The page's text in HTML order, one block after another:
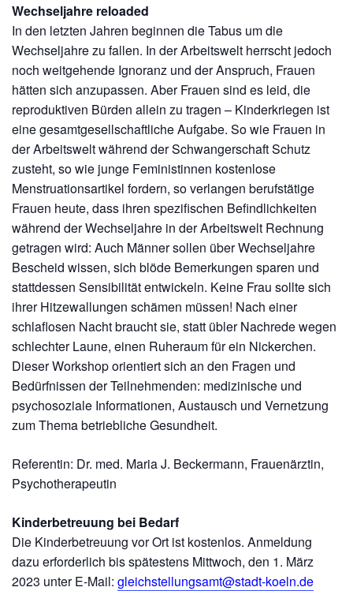
Wechseljahre reloaded
In den letzten Jahren beginnen die Tabus um die
Wechseljahre zu fallen. In der Arbeitswelt herrscht jedoch
noch weitgehende Ignoranz und der Anspruch, Frauen
hätten sich anzupassen. Aber Frauen sind es leid, die
reproduktiven Bürden allein zu tragen – Kinderkriegen ist
eine gesamtgesellschaftliche Aufgabe. So wie Frauen in
der Arbeitswelt während der Schwangerschaft Schutz
zusteht, so wie junge Feministinnen kostenlose
Menstruationsartikel fordern, so verlangen berufstätige
Frauen heute, dass ihren spezifischen Befindlichkeiten
während der Wechseljahre in der Arbeitswelt Rechnung
getragen wird: Auch Männer sollen über Wechseljahre
Bescheid wissen, sich blöde Bemerkungen sparen und
stattdessen Sensibilität entwickeln. Keine Frau sollte sich
ihrer Hitzewallungen schämen müssen! Nach einer
schlaflosen Nacht braucht sie, statt übler Nachrede wegen
schlechter Laune, einen Ruheraum für ein Nickerchen.
Dieser Workshop orientiert sich an den Fragen und
Bedürfnissen der Teilnehmenden: medizinische und
psychosoziale Informationen, Austausch und Vernetzung
zum Thema betriebliche Gesundheit.
Referentin: Dr. med. Maria J. Beckermann, Frauenärztin,
Psychotherapeutin
Kinderbetreuung bei Bedarf
Die Kinderbetreuung vor Ort ist kostenlos. Anmeldung
dazu erforderlich bis spätestens Mittwoch, den 1. März
2023 unter E-Mail: gleichstellungsamt@stadt-koeln.de